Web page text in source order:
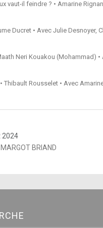
vaut-il feindre ? • Amarine
Ducret • Avec Julie Desnoyer,
Neri Kouakou (Mohammad)
• Thibault Rousselet • Avec
2024
MARGOT BRIAND